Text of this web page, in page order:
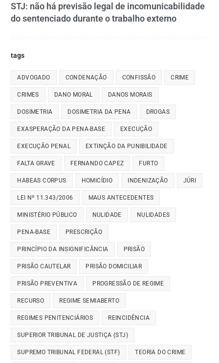
STJ: não há previsão legal de incomunicabilidade
do sentenciado durante o trabalho externo
tags
ADVOGADO CONDENAÇÃO CONFISSÃO CRIME
CRIMES DANO MORAL DANOS MORAIS
DOSIMETRIA DOSIMETRIA DA PENA DROGAS
EXASPERAÇÃO DA PENA-BASE EXECUÇÃO
EXECUÇÃO PENAL EXTINÇÃO DA PUNIBILIDADE
FALTA GRAVE FERNANDO CAPEZ FURTO
HABEAS CORPUS HOMICÍDIO INDENIZAÇÃO JÚRI
LEI Nº 11.343/2006 MAUS ANTECEDENTES
MINISTÉRIO PÚBLICO NULIDADE NULIDADES
PENA-BASE PRESCRIÇÃO
PRINCÍPIO DA INSIGNIFICÂNCIA PRISÃO
PRISÃO CAUTELAR PRISÃO DOMICILIAR
PRISÃO PREVENTIVA PROGRESSÃO DE REGIME
RECURSO REGIME SEMIABERTO
REGIMES PENITENCIÁRIOS REINCIDÊNCIA
SUPERIOR TRIBUNAL DE JUSTIÇA (STJ)
SUPREMO TRIBUNAL FEDERAL (STF) TEORIA DO CRIME